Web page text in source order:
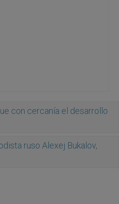
con cercanía el desarrollo
ruso Alexej Bukalov,